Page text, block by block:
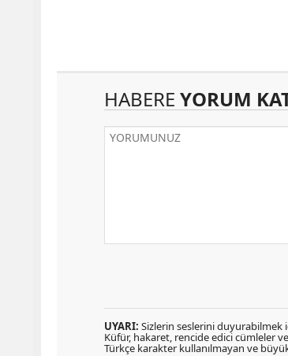
HABERE YORUM
UYARI: Sizlerin seslerini duyurabilmek
Küfür, hakaret, rencide edici cümleler
Türkçe karakter kullanılmayan ve